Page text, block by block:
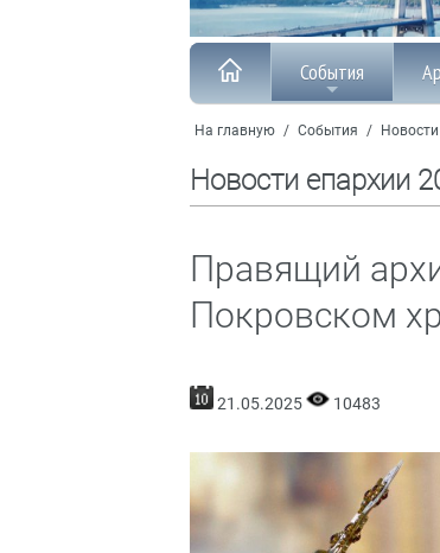
События
На главную / События /
Новости епархии
Правящий
Покровском
21.05.2025 10483